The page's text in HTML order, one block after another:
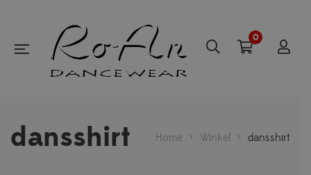
0
dansshirt Home > Winkel > dansshirt